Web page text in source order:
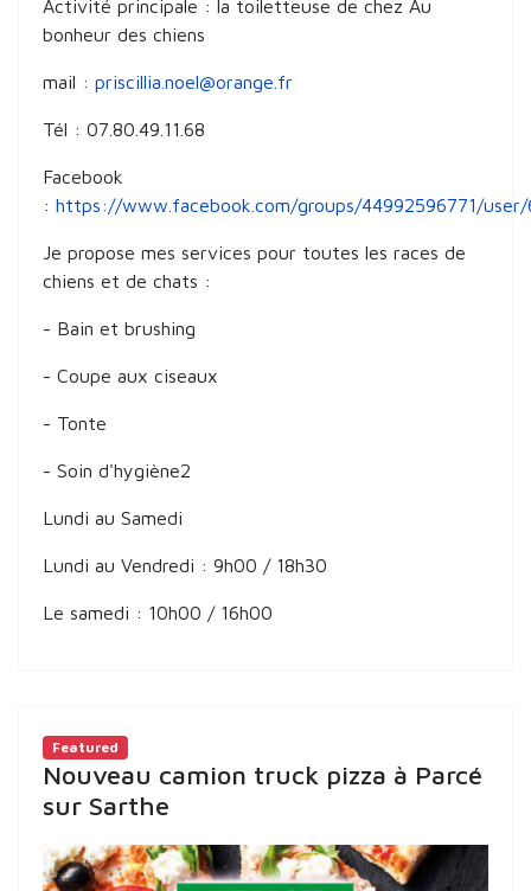
Activité principale : la toiletteuse de chez Au
bonheur des chiens
mail : priscillia.noel@orange.fr
Tél : 07.80.49.11.68
Facebook
: https://www.facebook.com/groups/44992596771/user/
Je propose mes services pour toutes les races de
chiens et de chats :
- Bain et brushing
- Coupe aux ciseaux
- Tonte
- Soin d'hygiène2
Lundi au Samedi
Lundi au Vendredi : 9h00 / 18h30
Le samedi : 10h00 / 16h00
Featured
Nouveau camion truck pizza à Parcé
sur Sarthe